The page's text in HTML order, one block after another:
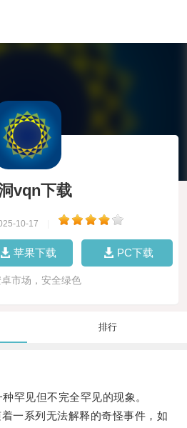
vqn下载
10-17
苹果下载 PC下载
市场，安全绿色
排行
见但不完全罕见的现象。
系列无法解释的奇怪事件，如